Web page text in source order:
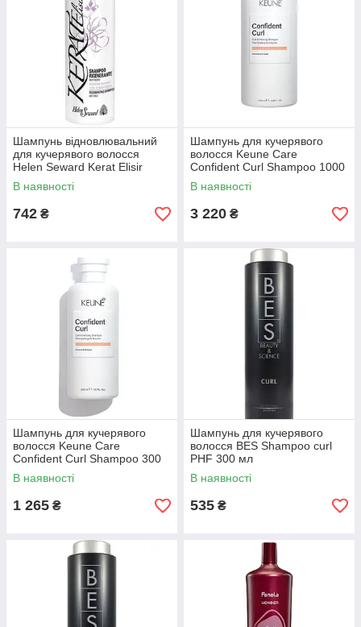
Шампунь відновлювальний
для кучерявого волосся
Helen Seward Kerat Elisir
Regenerating Shampoo 250
мл
В наявності
742 ₴
Шампунь для кучерявого
волосся Keune Care
Confident Curl Shampoo 1000
мл
В наявності
3 220 ₴
Шампунь для кучерявого
волосся Keune Care
Confident Curl Shampoo 300
мл
В наявності
1 265 ₴
Шампунь для кучерявого
волосся BES Shampoo curl
PHF 300 мл
В наявності
535 ₴